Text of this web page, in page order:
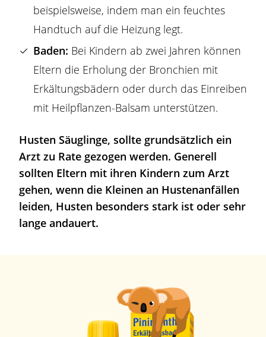
beispielsweise, indem man ein feuchtes
Handtuch auf die Heizung legt.
Baden: Bei Kindern ab zwei Jahren können
Eltern die Erholung der Bronchien mit
Erkältungsbädern oder durch das Einreiben
mit Heilpflanzen-Balsam unterstützen.
Husten Säuglinge, sollte grundsätzlich ein
Arzt zu Rate gezogen werden. Generell
sollten Eltern mit ihren Kindern zum Arzt
gehen, wenn die Kleinen an Hustenanfällen
leiden, Husten besonders stark ist oder sehr
lange andauert.